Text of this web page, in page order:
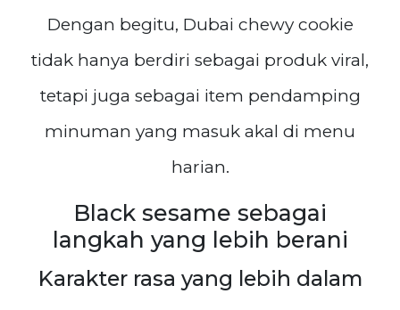
Dengan begitu, Dubai chewy cookie
tidak hanya berdiri sebagai produk viral,
tetapi juga sebagai item pendamping
minuman yang masuk akal di menu
harian.
Black sesame sebagai
langkah yang lebih berani
Karakter rasa yang lebih dalam